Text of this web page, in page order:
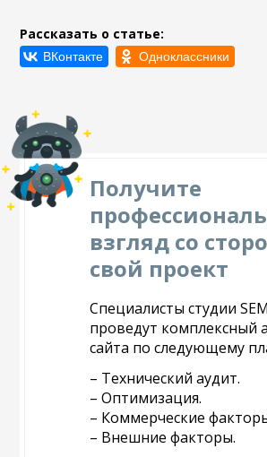
Рассказать о статье:
Получите
взгляд со
свой проект
Специалисты студии
проведут комплексный
сайта по следующему
– Технический аудит.
– Оптимизация.
– Коммерческие
– Внешние факторы.